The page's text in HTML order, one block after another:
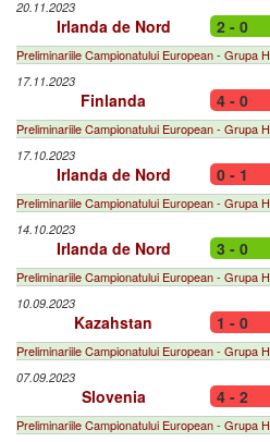
20.11.2023
Irlanda de Nord 2 - 0
Preliminariile Campionatului European - Grupa H
17.11.2023
Finlanda 4 - 0
Preliminariile Campionatului European - Grupa H
17.10.2023
Irlanda de Nord 0 - 1
Preliminariile Campionatului European - Grupa H
14.10.2023
Irlanda de Nord 3 - 0
Preliminariile Campionatului European - Grupa H
10.09.2023
Kazahstan 1 - 0
Preliminariile Campionatului European - Grupa H
07.09.2023
Slovenia 4 - 2
Preliminariile Campionatului European - Grupa H